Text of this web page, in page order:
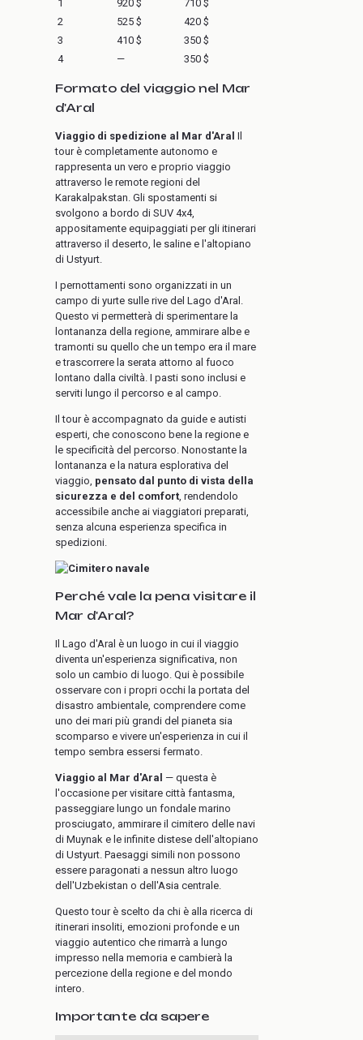
1
920 $
710 $
2
525 $
420 $
3
410 $
350 $
4
— 350 $
Formato del viaggio nel Mar
d'Aral
Viaggio di spedizione al Mar d'Aral Il
tour è completamente autonomo e
rappresenta un vero e proprio viaggio
attraverso le remote regioni del
Karakalpakstan. Gli spostamenti si
svolgono a bordo di SUV 4x4,
appositamente equipaggiati per gli itinerari
attraverso il deserto, le saline e l'altopiano
di Ustyurt.
I pernottamenti sono organizzati in un
campo di yurte sulle rive del Lago d'Aral.
Questo vi permetterà di sperimentare la
lontananza della regione, ammirare albe e
tramonti su quello che un tempo era il mare
e trascorrere la serata attorno al fuoco
lontano dalla civiltà. I pasti sono inclusi e
serviti lungo il percorso e al campo.
Il tour è accompagnato da guide e autisti
esperti, che conoscono bene la regione e
le specificità del percorso. Nonostante la
lontananza e la natura esplorativa del
viaggio, pensato dal punto di vista della
sicurezza e del comfort , rendendolo
accessibile anche ai viaggiatori preparati,
senza alcuna esperienza specifica in
spedizioni.
Perché vale la pena visitare il
Mar d'Aral?
Il Lago d'Aral è un luogo in cui il viaggio
diventa un'esperienza significativa, non
solo un cambio di luogo. Qui è possibile
osservare con i propri occhi la portata del
disastro ambientale, comprendere come
uno dei mari più grandi del pianeta sia
scomparso e vivere un'esperienza in cui il
tempo sembra essersi fermato.
Viaggio al Mar d'Aral — questa è
l'occasione per visitare città fantasma,
passeggiare lungo un fondale marino
prosciugato, ammirare il cimitero delle navi
di Muynak e le infinite distese dell'altopiano
di Ustyurt. Paesaggi simili non possono
essere paragonati a nessun altro luogo
dell'Uzbekistan o dell'Asia centrale.
Questo tour è scelto da chi è alla ricerca di
itinerari insoliti, emozioni profonde e un
viaggio autentico che rimarrà a lungo
impresso nella memoria e cambierà la
percezione della regione e del mondo
intero.
Importante da sapere